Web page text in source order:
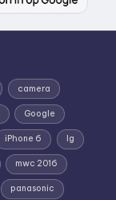
camera
Google
iPhone 6 lg
mwc 2016
panasonic